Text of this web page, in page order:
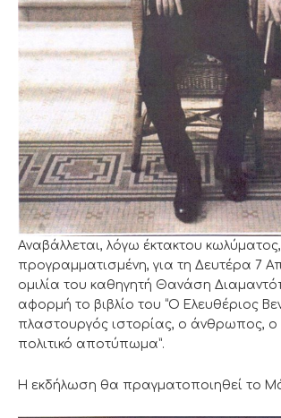
Αναβάλλεται, λόγω έκτακτου
προγραμματισμένη, για τη Δευτέρα 7
ομιλία του καθηγητή Θανάση
αφορμή το βιβλίο του “Ο Ελευθέριος
πλαστουργός ιστορίας, ο άνθρωπος, ο
πολιτικό αποτύπωμα”.
Η εκδήλωση θα πραγματοποιηθεί το